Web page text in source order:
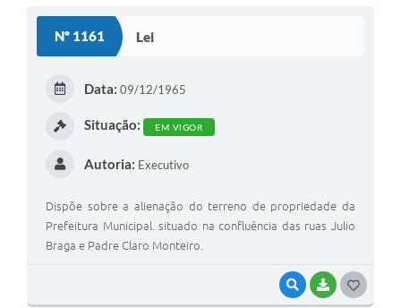
Nº 1161 Lei
VISUALIZAR
BAIXAR
Data: 09/12/1965
Situação: EM VIGOR
Autoria: Executivo
Dispõe sobre a alienação do terreno de propriedade da
Prefeitura Municipal. situado na confluência das ruas Julio
Braga e Padre Claro Monteiro.